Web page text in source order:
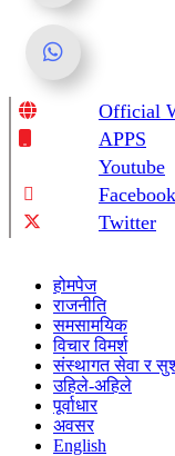
Online News Portal
Official
APPS
Youtube
Facebook
Twitter
होमपेज
राजनीति
समसामयिक
विचार विमर्श
संस्थागत सेवा र
उहिले-अहिले
पूर्वाधार
अवसर
English